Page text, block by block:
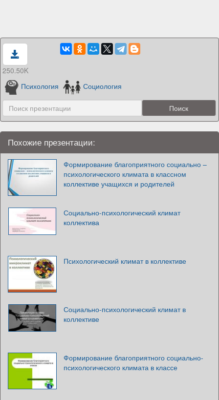
250.50K
Психология
Социология
Похожие презентации:
Формирование благоприятного социально –
психологического климата в классном
коллективе учащихся и родителей
Социально-психологический климат
коллектива
Психологический климат в коллективе
Социально-психологический климат в
коллективе
Формирование благоприятного социально-
психологического климата в классе